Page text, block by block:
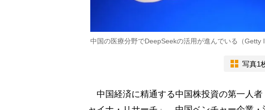
中国の医療分野でDeepSeekの活用が進んでいる（Getty
写真1
中国経済に精通する中国株投資の第一人